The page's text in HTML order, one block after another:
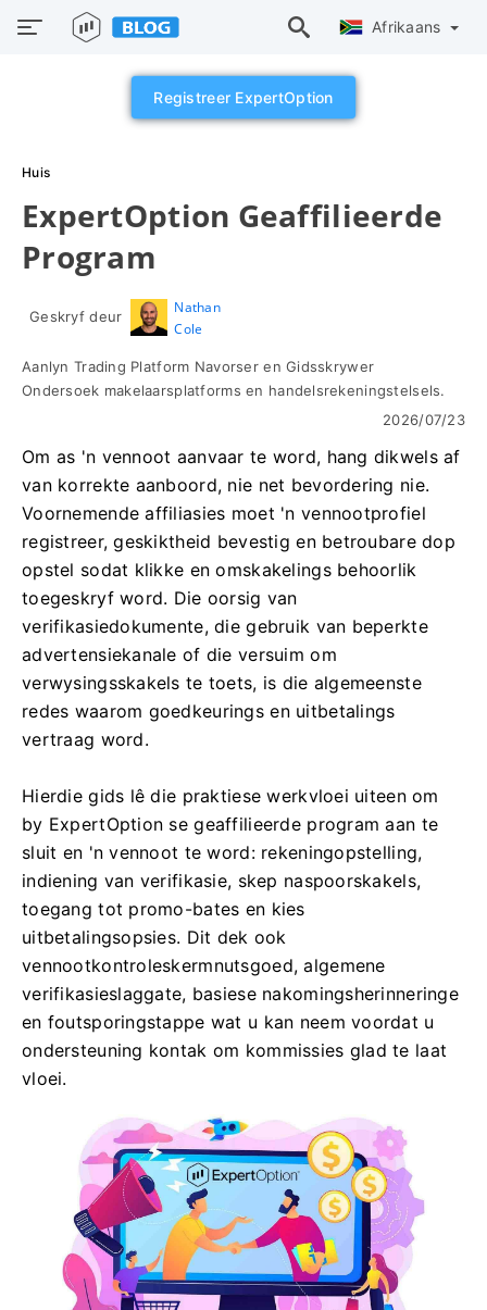
Afrikaans
Registreer ExpertOption
Huis
ExpertOption Geaffilieerde
Program
Geskryf deur
Nathan
Cole
Aanlyn Trading Platform Navorser en Gidsskrywer
Ondersoek makelaarsplatforms en handelsrekeningstelsels.
2026/07/23
Om as 'n vennoot aanvaar te word, hang dikwels af
van korrekte aanboord, nie net bevordering nie.
Voornemende affiliasies moet 'n vennootprofiel
registreer, geskiktheid bevestig en betroubare dop
opstel sodat klikke en omskakelings behoorlik
toegeskryf word. Die oorsig van
verifikasiedokumente, die gebruik van beperkte
advertensiekanale of die versuim om
verwysingsskakels te toets, is die algemeenste
redes waarom goedkeurings en uitbetalings
vertraag word.
Hierdie gids lê die praktiese werkvloei uiteen om
by ExpertOption se geaffilieerde program aan te
sluit en 'n vennoot te word: rekeningopstelling,
indiening van verifikasie, skep naspoorskakels,
toegang tot promo-bates en kies
uitbetalingsopsies. Dit dek ook
vennootkontroleskermnutsgoed, algemene
verifikasieslaggate, basiese nakomingsherinneringe
en foutsporingstappe wat u kan neem voordat u
ondersteuning kontak om kommissies glad te laat
vloei.